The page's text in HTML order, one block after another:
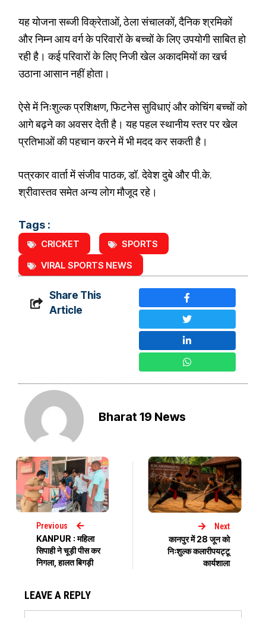
यह योजना सब्जी विक्रेताओं, ठेला संचालकों, दैनिक श्रमिकों
और निम्न आय वर्ग के परिवारों के बच्चों के लिए उपयोगी साबित हो
रही है। कई परिवारों के लिए निजी खेल अकादमियों का खर्च
उठाना आसान नहीं होता।
ऐसे में निःशुल्क प्रशिक्षण, फिटनेस सुविधाएं और कोचिंग बच्चों को
आगे बढ़ने का अवसर देती है। यह पहल स्थानीय स्तर पर खेल
प्रतिभाओं की पहचान करने में भी मदद कर सकती है।
पत्रकार वार्ता में संजीव पाठक, डॉ. देवेश दुबे और पी.के.
श्रीवास्तव समेत अन्य लोग मौजूद रहे।
Tags :
CRICKET
SPORTS
VIRAL SPORTS NEWS
Share This
Article
Bharat 19 News
Previous
KANPUR : महिला
सिपाही ने चूड़ी पीस कर
निगला, हालत बिगड़ी
Next
कानपुर में 28 जून को
निःशुल्क कलारीपयट्टू
कार्यशाला
LEAVE A REPLY